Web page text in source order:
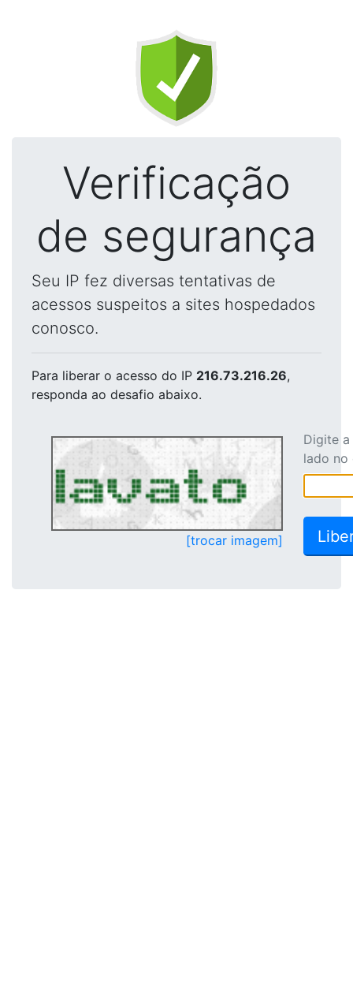
Verificação
de segurança
Seu IP fez diversas tentativas de
acessos suspeitos a sites hospedados
conosco.
Para liberar o acesso do IP 216.73.216.26,
responda ao desafio abaixo.
[trocar imagem]
Digite
lado no